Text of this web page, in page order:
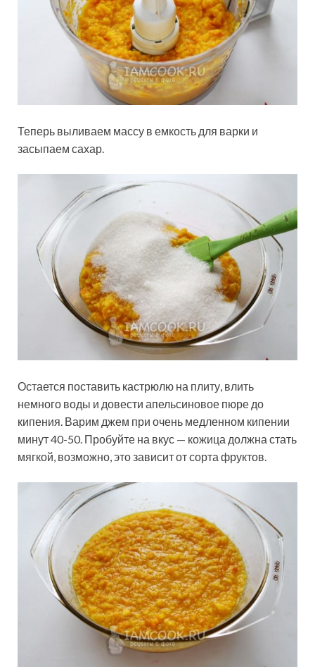
Теперь выливаем массу в емкость для варки и
засыпаем сахар.
Остается поставить кастрюлю на плиту, влить
немного воды и довести апельсиновое пюре до
кипения. Варим джем при очень медленном кипении
минут 40-50. Пробуйте на вкус — кожица должна стать
мягкой, возможно, это зависит от сорта фруктов.